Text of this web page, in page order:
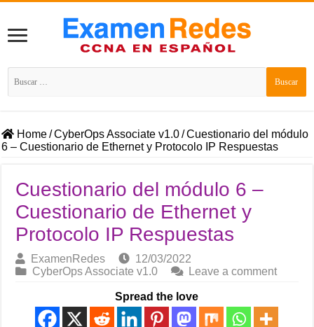
Buscar:
Home/CyberOps Associate v1.0/Cuestionario del módulo
6 – Cuestionario de Ethernet y Protocolo IP Respuestas
Cuestionario del módulo 6 –
Cuestionario de Ethernet y
Protocolo IP Respuestas
ExamenRedes
12/03/2022
CyberOps Associate v1.0
Leave a comment
Spread the love